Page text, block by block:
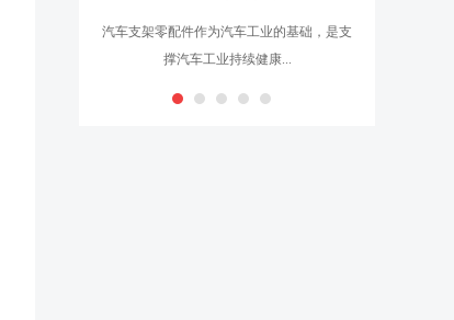
汽车支架零配件作为汽车工业的基础，是支
撑汽车工业持续健康...